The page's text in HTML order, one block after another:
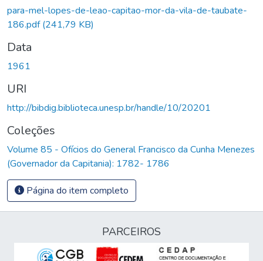
para-mel-lopes-de-leao-capitao-mor-da-vila-de-taubate-
186.pdf(241,79 KB)
Data
1961
URI
http://bibdig.biblioteca.unesp.br/handle/10/20201
Coleções
Volume 85 - Ofícios do General Francisco da Cunha Menezes
(Governador da Capitania): 1782- 1786
Página do item completo
PARCEIROS